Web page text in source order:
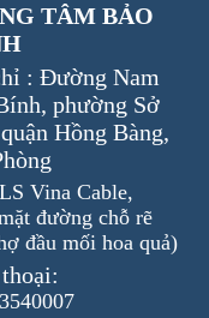
TÂM BẢO
: Đường Nam
phường Sở
Hồng Bàng,
Vina Cable,
đường chỗ rẽ
đầu mối hoa quả)